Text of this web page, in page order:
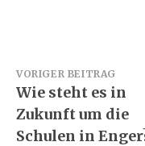
VORIGER BEITRAG
Wie steht es in
Zukunft um die
Schulen in